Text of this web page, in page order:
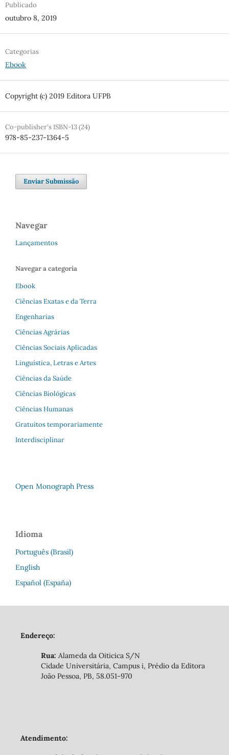
Publicado
outubro 8, 2019
Categorias
Ebook
Copyright (c) 2019 Editora UFPB
Co-publisher's ISBN-13 (24)
978-85-237-1364-5
Enviar Submissão
Navegar
Lançamentos
Navegar a categoria
Ebook
Ciências Exatas e da Terra
Engenharias
Ciências Agrárias
Ciências Sociais Aplicadas
Linguística, Letras e Artes
Ciências da Saúde
Ciências Biológicas
Ciências Humanas
Gratuitos temporariamente
Interdisciplinar
Open Monograph Press
Idioma
Português (Brasil)
English
Español (España)
Endereço:
Rua: Alameda da Oiticica S/N
Cidade Universitária, Campus i, Prédio da Editora
João Pessoa, PB, 58.051-970
Atendimento: